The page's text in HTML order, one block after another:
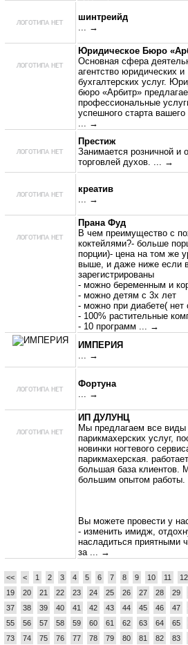
шинтреийд
... →
Юридическое Бюро
Основная сфера
агентство юридических и
бухгалтерских услуг.
бюро «Арбитр»
профессиональные
успешного старта вашего
... →
Престиж
Занимается розничной и
торговлей духов.
... →
креатив
... →
Прана Фуд
В чем преимущество с
коктейлями?- больше
порции)- цена на том же
выше, и даже ниже если
зарегистрированы
- можно беременным и
- можно детям с 3х лет
- можно при диабете( нет
- 100% растительные
- 10 программ
... →
ИМПЕРИЯ
... →
Фортуна
... →
ИП ДУЛУНЦ
Мы предлагаем все виды
парикмахерских услуг,
новинки ногтевого
парикмахерская.
большая база клиентов.
большим опытом работы.
Вы можете провести у
- изменить имидж,
насладиться приятными
за
... →
<< < 1 2 3 4 5 6 7 8 9 10 11 12
19
20 21 22 23 24 25 26 27 28 29
37
38 39 40 41 42 43 44 45 46 47
55
56 57 58 59 60 61 62 63 64 65
73
74 75 76 77 78 79 80 81 82 83